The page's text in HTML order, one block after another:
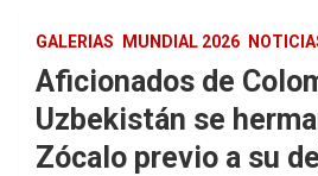
GALERIAS MUNDIAL 2026
Aficionados de
Uzbekistán se
Zócalo previo a su